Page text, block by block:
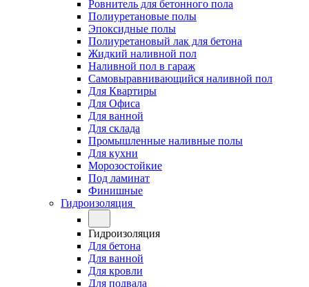
Ровнитель для бетонного пола
Полиуретановые полы
Эпоксидные полы
Полиуретановый лак для бетона
Жидкий наливной пол
Наливной пол в гараж
Самовыравнивающийся наливной пол
Для Квартиры
Для Офиса
Для ванной
Для склада
Промышленные наливные полы
Для кухни
Морозостойкие
Под ламинат
Финишные
Гидроизоляция
Гидроизоляция
Для бетона
Для ванной
Для кровли
Для подвала